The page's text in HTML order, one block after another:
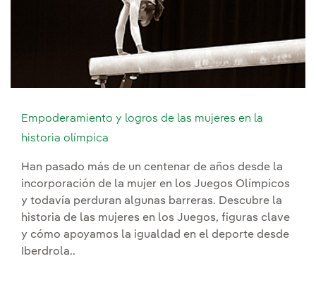
Empoderamiento y logros de las mujeres en la
historia olímpica
Han pasado más de un centenar de años desde la
incorporación de la mujer en los Juegos Olímpicos
y todavía perduran algunas barreras. Descubre la
historia de las mujeres en los Juegos, figuras clave
y cómo apoyamos la igualdad en el deporte desde
Iberdrola..